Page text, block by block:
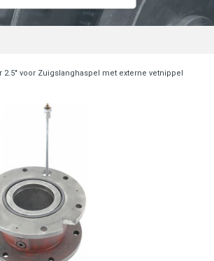
2.5" voor Zuigslanghaspel met externe vetnippel